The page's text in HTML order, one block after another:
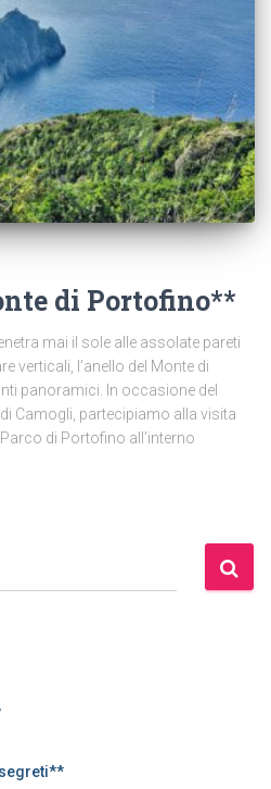
di Portofino**
mai il sole alle assolate pareti
verticali, l’anello del Monte di
panoramici. In occasione del
Camogli, partecipiamo alla visita
di Portofino all’interno